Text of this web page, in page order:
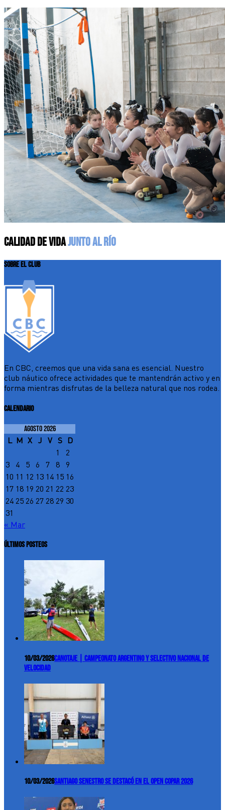
CALIDAD DE VIDAJUNTO AL RÍO
SOBRE EL CLUB
En CBC, creemos que una vida sana es esencial. Nuestro
club náutico ofrece actividades que te mantendrán activo y en
forma mientras disfrutas de la belleza natural que nos rodea.
CALENDARIO
agosto 2026
L M X J V S D
1
2
3
4 5 6 7 8
9
10 11 12 13 14 15 16
17 18 19 20 21 22 23
24 25 26 27 28 29 30
31
« Mar
ÚLTIMOS POSTEOS
10/03/2026Canotaje | Campeonato Argentino y Selectivo Nacional de
Velocidad
10/03/2026Santiago Senestro se destacó en el Open COPAR 2026